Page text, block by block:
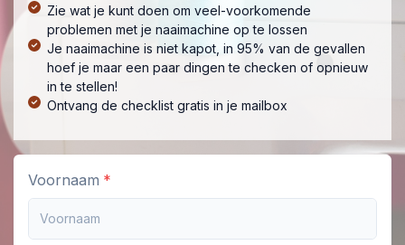
Zie wat je kunt doen om veel-voorkomende
problemen met je naaimachine op te lossen
Je naaimachine is niet kapot, in 95% van de gevallen
hoef je maar een paar dingen te checken of opnieuw
in te stellen!
Ontvang de checklist gratis in je mailbox
Voornaam